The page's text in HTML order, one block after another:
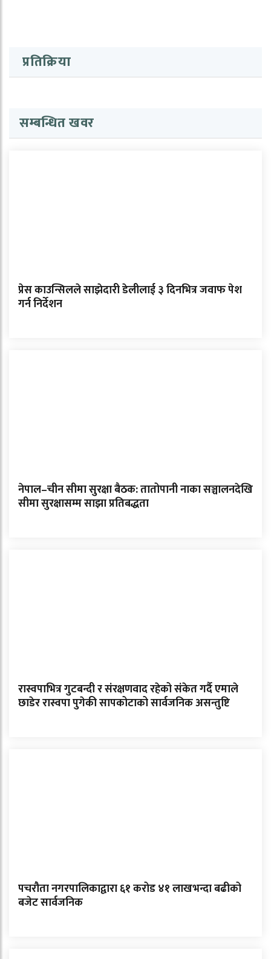
प्रतिक्रिया
सम्बन्धित खवर
प्रेस काउन्सिलले साझेदारी डेलीलाई ३ दिनभित्र जवाफ पेश
गर्न निर्देशन
नेपाल–चीन सीमा सुरक्षा बैठक: तातोपानी नाका सञ्चालनदेखि
सीमा सुरक्षासम्म साझा प्रतिबद्धता
रास्वपाभित्र गुटबन्दी र संरक्षणवाद रहेको संकेत गर्दै एमाले
छाडेर रास्वपा पुगेकी सापकोटाको सार्वजनिक असन्तुष्टि
पचरौता नगरपालिकाद्वारा ६१ करोड ४१ लाखभन्दा बढीको
बजेट सार्वजनिक